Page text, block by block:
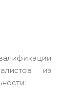
из